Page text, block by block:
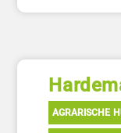
AGRARISCHE